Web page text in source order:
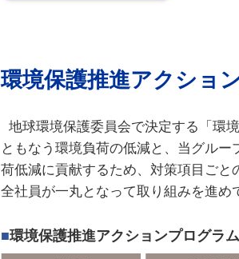
環境保護推進アクショ
地球環境保護委員会で決定する「環
ともなう環境負荷の低減と、当グル
荷低減に貢献するため、対策項目ご
全社員が一丸となって取り組みを進め
■環境保護推進アクションプログラ